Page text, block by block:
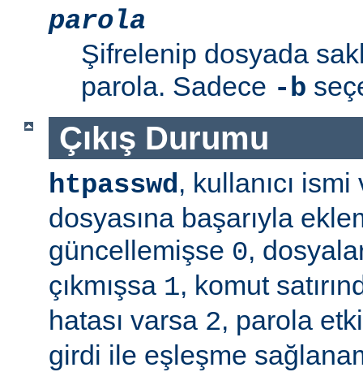
parola
Şifrelenip dosyada
parola. Sadece -b
Çıkış Durumu
htpasswd, kullanıcı
dosyasına başarıyla
güncellemişse 0,
çıkmışsa 1, komut
hatası varsa 2, parola
girdi ile eşleşme